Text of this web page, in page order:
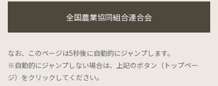
全国農業協同組合連合会
なお、このページは5秒後に自動的にジャンプします。
※自動的にジャンプしない場合は、上記のボタン（トップペー
ジ）をクリックしてください。